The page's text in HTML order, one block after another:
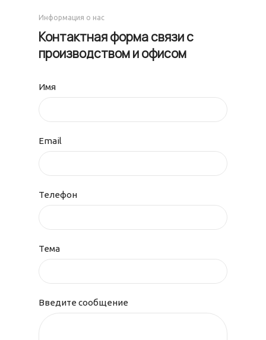
Информация о нас
Контактная форма связи с
производством и офисом
Имя
Email
Телефон
Тема
Введите сообщение